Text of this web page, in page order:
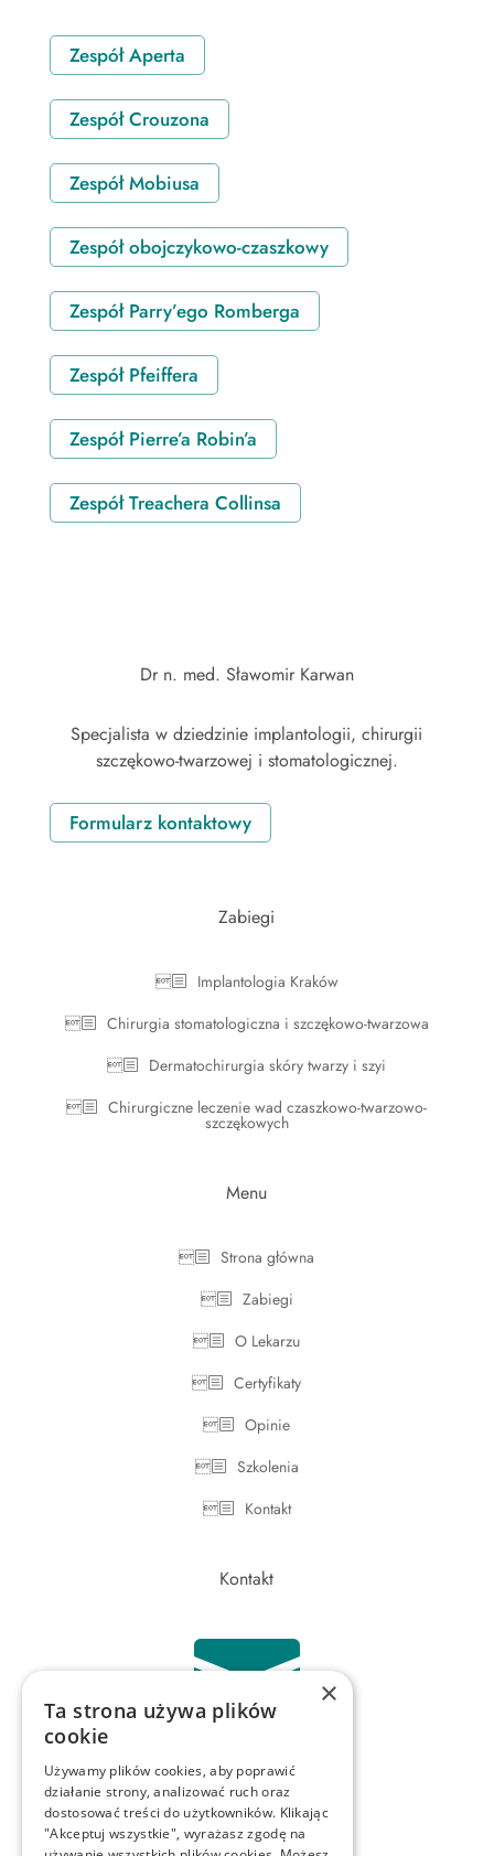
Zespół Aperta
Zespół Crouzona
Zespół Mobiusa
Zespół obojczykowo-czaszkowy
Zespół Parry’ego Romberga
Zespół Pfeiffera
Zespół Pierre’a Robin’a
Zespół Treachera Collinsa
Dr n. med. Sławomir Karwan
Specjalista w dziedzinie implantologii, chirurgii
szczękowo-twarzowej i stomatologicznej.
Formularz kontaktowy
Zabiegi
Implantologia Kraków
Chirurgia stomatologiczna i szczękowo-twarzowa
Dermatochirurgia skóry twarzy i szyi
Chirurgiczne leczenie wad czaszkowo-twarzowo-
szczękowych
Menu
Strona główna
Zabiegi
O Lekarzu
Certyfikaty
Opinie
Szkolenia
Kontakt
Kontakt

recepcja@karwan-chirurg.pl
×
Ta strona używa plików
cookie
Używamy plików cookies, aby poprawić
działanie strony, analizować ruch oraz
dostosować treści do użytkowników. Klikając
"Akceptuj wszystkie", wyrażasz zgodę na